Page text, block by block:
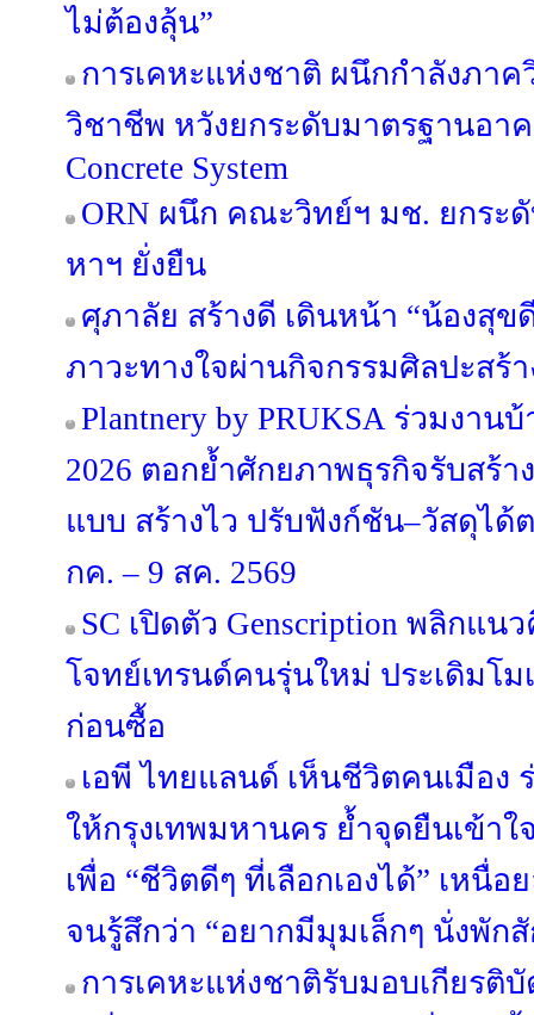
ไม่ต้องลุ้น”
การเคหะแห่งชาติ ผนึกกำลังภาค
วิชาชีพ หวังยกระดับมาตรฐานอาค
Concrete System
ORN ผนึก คณะวิทย์ฯ มช. ยกระ
หาฯ ยั่งยืน
ศุภาลัย สร้างดี เดินหน้า “น้องสุข
ภาวะทางใจผ่านกิจกรรมศิลปะสร้
Plantnery by PRUKSA ร่วมงาน
2026 ตอกย้ำศักยภาพธุรกิจรับสร้
แบบ สร้างไว ปรับฟังก์ชัน–วัสดุได้
กค. – 9 สค. 2569
SC เปิดตัว Genscription พลิกแ
โจทย์เทรนด์คนรุ่นใหม่ ประเดิมโมเ
ก่อนซื้อ
เอพี ไทยแลนด์ เห็นชีวิตคนเมือง
ให้กรุงเทพมหานคร ย้ำจุดยืนเข้าใ
เพื่อ “ชีวิตดีๆ ที่เลือกเองได้” เหนื่
จนรู้สึกว่า “อยากมีมุมเล็กๆ นั่งพัก
การเคหะแห่งชาติรับมอบเกียรติ